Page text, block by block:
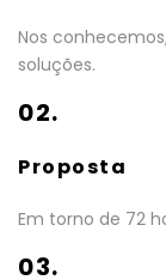
Nos
soluções.
02.
Proposta
Em torno de 72
03.